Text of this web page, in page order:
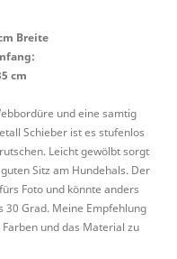
Breite
cm
und eine samtig
Schieber ist es stufenlos
Leicht gewölbt sorgt
Sitz am Hundehals. Der
Foto und könnte anders
30 Grad. Meine Empfehlung
und das Material zu